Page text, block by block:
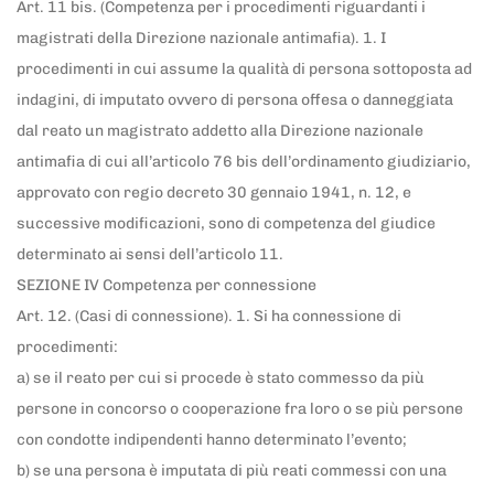
Art. 11 bis. (Competenza per i procedimenti riguardanti i
magistrati della Direzione nazionale antimafia). 1. I
procedimenti in cui assume la qualità di persona sottoposta ad
indagini, di imputato ovvero di persona offesa o danneggiata
dal reato un magistrato addetto alla Direzione nazionale
antimafia di cui all’articolo 76 bis dell’ordinamento giudiziario,
approvato con regio decreto 30 gennaio 1941, n. 12, e
successive modificazioni, sono di competenza del giudice
determinato ai sensi dell’articolo 11.
SEZIONE IV Competenza per connessione
Art. 12. (Casi di connessione). 1. Si ha connessione di
procedimenti:
a) se il reato per cui si procede è stato commesso da più
persone in concorso o cooperazione fra loro o se più persone
con condotte indipendenti hanno determinato l’evento;
b) se una persona è imputata di più reati commessi con una